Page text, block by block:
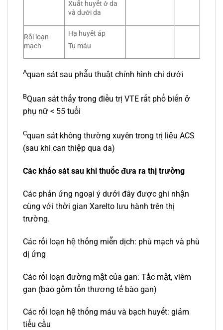
Xuất huyết ở da
và dưới da
Rối loạn
mạch
Hạ huyết áp
Tụ máu
Aquan sát sau phẫu thuật chỉnh hình chi dưới
BQuan sát thấy trong điều trị VTE rất phổ biến ở
phụ nữ < 55 tuổi
Cquan sát không thường xuyên trong trị liệu ACS
(sau khi can thiệp qua da)
Các khảo sát sau khi thuốc đưa ra thị trường
Các phản ứng ngoại ý dưới đây được ghi nhận
cùng với thời gian Xarelto lưu hành trên thị
trường.
Các rối loạn hệ thống miễn dịch: phù mạch và phù
dị ứng
Các rối loạn đường mật của gan: Tắc mật, viêm
gan (bao gồm tổn thương tế bào gan)
Các rối loạn hệ thống máu và bạch huyết: giảm
tiểu cầu